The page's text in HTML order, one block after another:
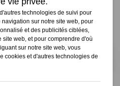
le complexe
ses installations en
ministre du Québec.